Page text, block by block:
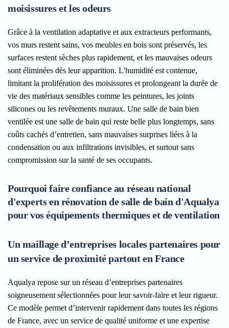
moisissures et les odeurs
Grâce à la ventilation adaptative et aux extracteurs performants,
vos murs restent sains, vos meubles en bois sont préservés, les
surfaces restent sèches plus rapidement, et les mauvaises odeurs
sont éliminées dès leur apparition. L'humidité est contenue,
limitant la prolifération des moisissures et prolongeant la durée de
vie des matériaux sensibles comme les peintures, les joints
silicones ou les revêtements muraux. Une salle de bain bien
ventilée est une salle de bain qui reste belle plus longtemps, sans
coûts cachés d’entretien, sans mauvaises surprises liées à la
condensation ou aux infiltrations invisibles, et surtout sans
compromission sur la santé de ses occupants.
Pourquoi faire confiance au réseau national
d'experts en rénovation de salle de bain d'Aqualya
pour vos équipements thermiques et de ventilation
Un maillage d’entreprises locales partenaires pour
un service de proximité partout en France
Aqualya repose sur un réseau d’entreprises partenaires
soigneusement sélectionnées pour leur savoir-faire et leur rigueur.
Ce modèle permet d’intervenir rapidement dans toutes les régions
de France, avec un service de qualité uniforme et une expertise